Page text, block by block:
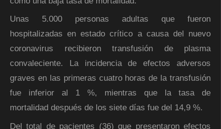
Unas 5.000 personas adultas que fueron
hospitalizadas en estado crítico a causa del nuevo
coronavirus recibieron transfusión de plasma
convaleciente. La incidencia de efectos adversos
graves en las primeras cuatro horas de la transfusión
fue inferior al 1 %, mientras que la tasa de
mortalidad después de los siete días fue del 14,9 %.
Del total de pacientes (36) que presentaron efectos